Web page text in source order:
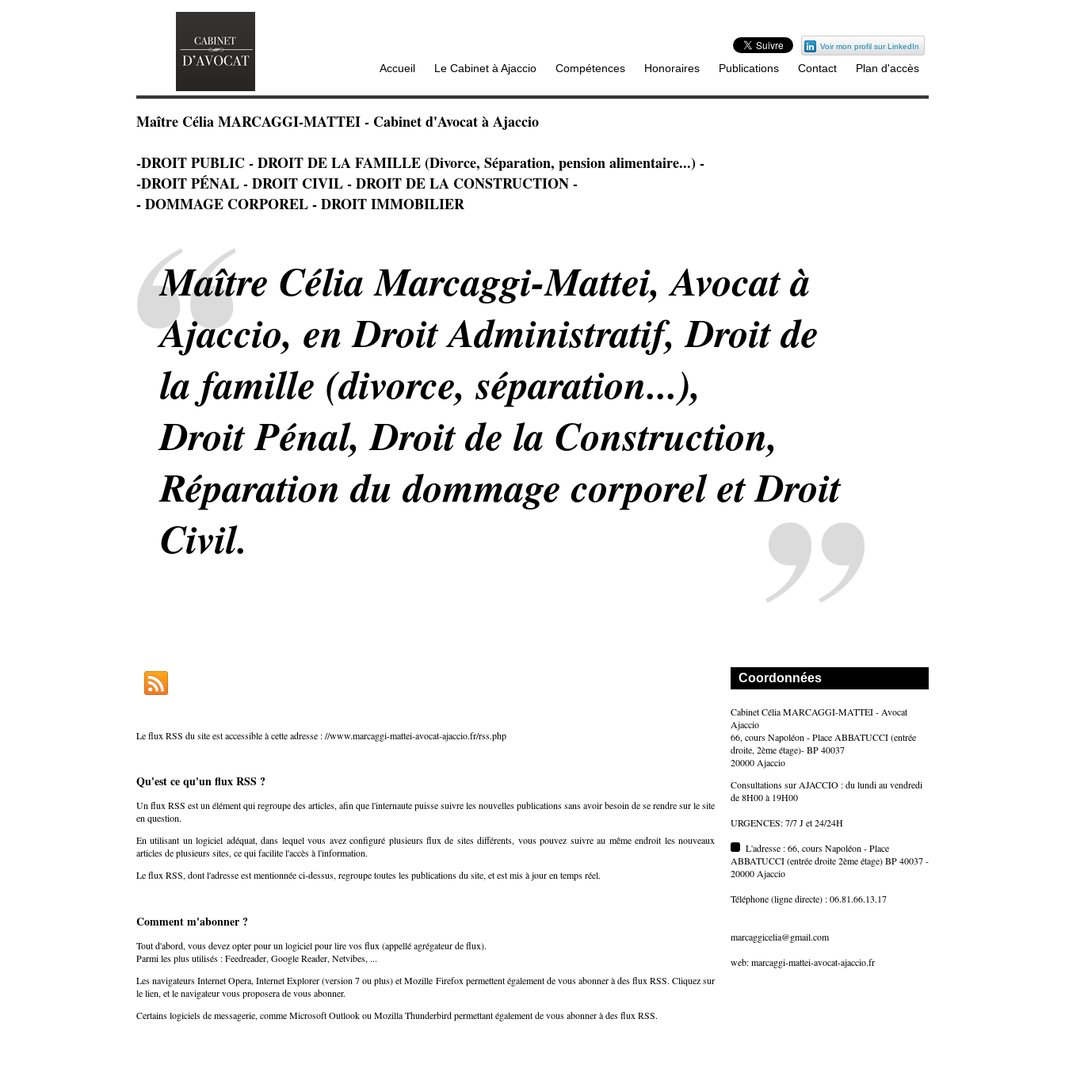
Voir mon profil sur LinkedIn
Accueil Le Cabinet à Ajaccio Compétences Honoraires Publications Contact Plan d'accès
Maître Célia MARCAGGI-MATTEI - Cabinet d'Avocat à Ajaccio
-DROIT PUBLIC - DROIT DE LA FAMILLE (Divorce, Séparation, pension alimentaire...) -
-DROIT PÉNAL - DROIT CIVIL - DROIT DE LA CONSTRUCTION -
- DOMMAGE CORPOREL - DROIT IMMOBILIER
Maître Célia Marcaggi-Mattei, Avocat à
Ajaccio, en Droit Administratif, Droit de
la famille (divorce, séparation...),
Droit Pénal, Droit de la Construction,
Réparation du dommage corporel et Droit
Civil.
Le flux RSS du site est accessible à cette adresse ://www.marcaggi-mattei-avocat-ajaccio.fr/rss.php
Qu'est ce qu'un flux RSS ?
Un flux RSS est un élément qui regroupe des articles, afin que l'internaute puisse suivre les nouvelles publications sans avoir besoin de se rendre sur le site
en question.
En utilisant un logiciel adéquat, dans lequel vous avez configuré plusieurs flux de sites différents, vous pouvez suivre au même endroit les nouveaux
articles de plusieurs sites, ce qui facilite l'accès à l'information.
Le flux RSS, dont l'adresse est mentionnée ci-dessus, regroupe toutes les publications du site, et est mis à jour en temps réel.
Comment m'abonner ?
Tout d'abord, vous devez opter pour un logiciel pour lire vos flux (appellé agrégateur de flux).
Parmi les plus utilisés : Feedreader, Google Reader, Netvibes, ...
Les navigateurs Internet Opera, Internet Explorer (version 7 ou plus) et Mozille Firefox permettent également de vous abonner à des flux RSS. Cliquez sur
le lien, et le navigateur vous proposera de vous abonner.
Certains logiciels de messagerie, comme Microsoft Outlook ou Mozilla Thunderbird permettant également de vous abonner à des flux RSS.
Coordonnées
Cabinet Célia MARCAGGI-MATTEI - Avocat
Ajaccio
66, cours Napoléon - Place ABBATUCCI (entrée
droite, 2ème étage)- BP 40037
20000 Ajaccio
Consultations sur AJACCIO : du lundi au vendredi
de 8H00 à 19H00
URGENCES: 7/7 J et 24/24H
L'adresse : 66, cours Napoléon - Place
ABBATUCCI (entrée droite 2ème étage) BP 40037 -
20000 Ajaccio
Téléphone (ligne directe) : 06.81.66.13.17
marcaggicelia@gmail.com
web: marcaggi-mattei-avocat-ajaccio.fr